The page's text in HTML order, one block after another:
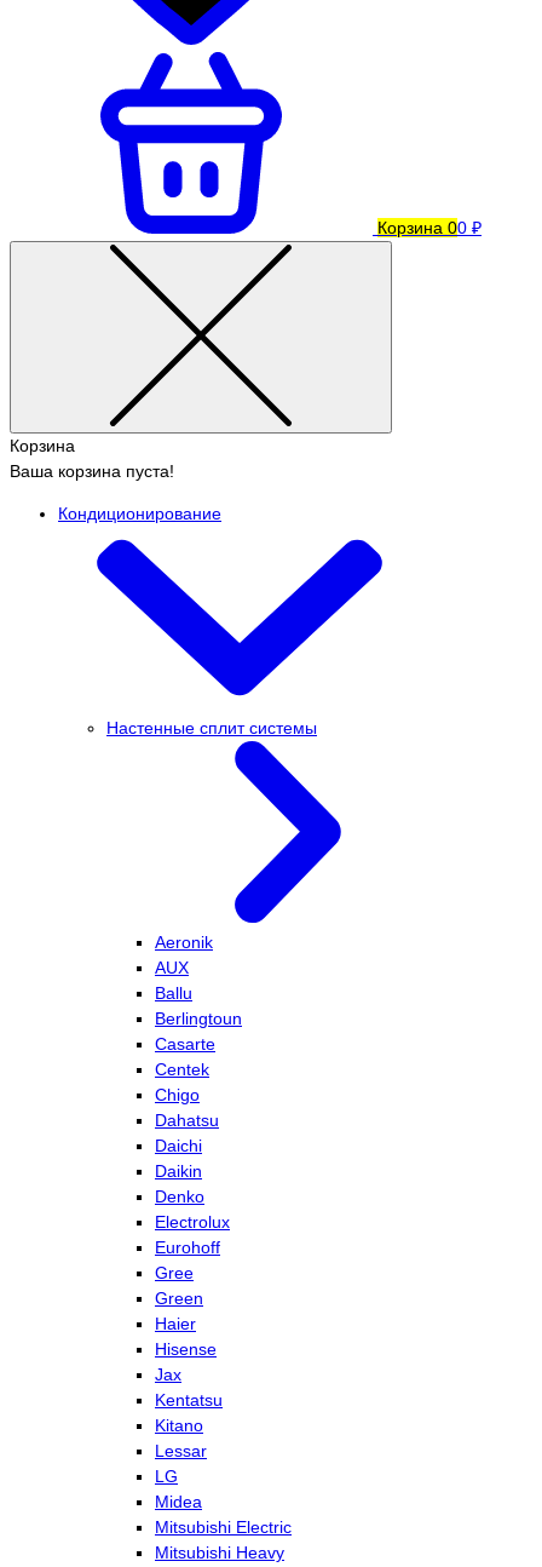
Корзина 00 ₽
Корзина
Ваша корзина пуста!
Кондиционирование
Настенные сплит системы
Aeronik
AUX
Ballu
Berlingtoun
Casarte
Centek
Chigo
Dahatsu
Daichi
Daikin
Denko
Electrolux
Eurohoff
Gree
Green
Haier
Hisense
Jax
Kentatsu
Kitano
Lessar
LG
Midea
Mitsubishi Electric
Mitsubishi Heavy